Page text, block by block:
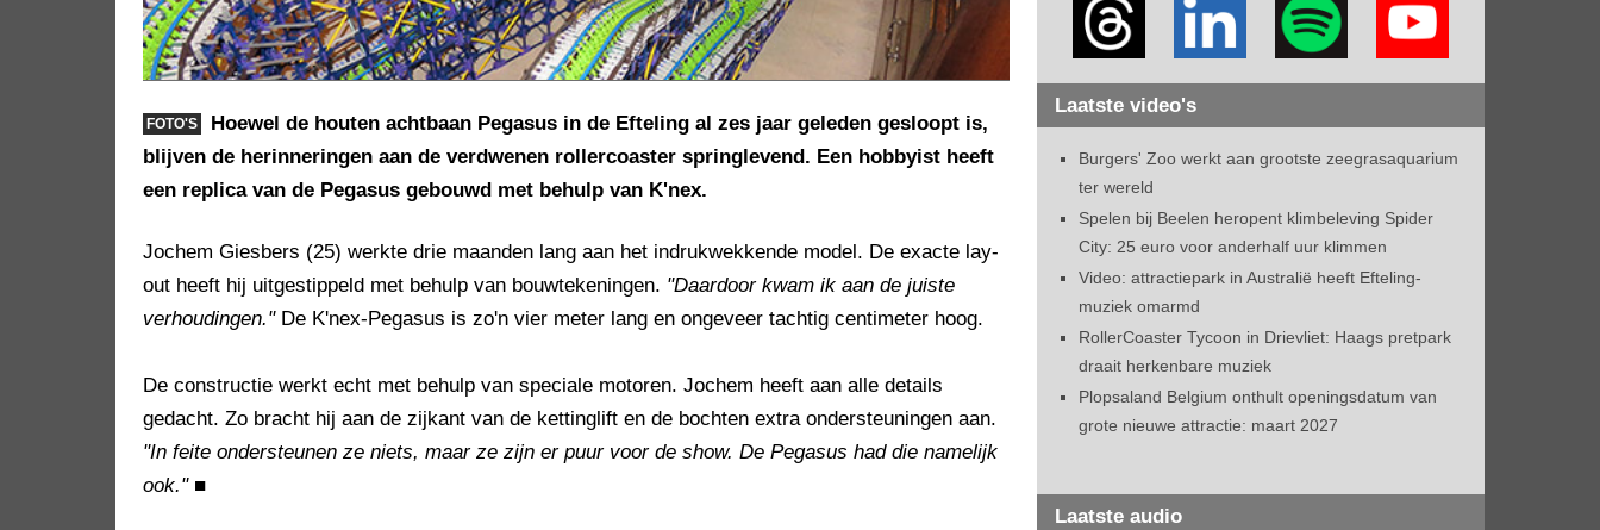
FOTO'S
Hoewel de houten achtbaan Pegasus in de Efteling al zes jaar geleden gesloopt is,
blijven de herinneringen aan de verdwenen rollercoaster springlevend. Een hobbyist heeft
een replica van de Pegasus gebouwd met behulp van K'nex.
Jochem Giesbers (25) werkte drie maanden lang aan het indrukwekkende model. De exacte lay-
out heeft hij uitgestippeld met behulp van bouwtekeningen. "Daardoor kwam ik aan de juiste
verhoudingen."De K'nex-Pegasus is zo'n vier meter lang en ongeveer tachtig centimeter hoog.
De constructie werkt echt met behulp van speciale motoren. Jochem heeft aan alle details
gedacht. Zo bracht hij aan de zijkant van de kettinglift en de bochten extra ondersteuningen aan.
"In feite ondersteunen ze niets, maar ze zijn er puur voor de show. De Pegasus had die namelijk
ook." ■
Laatste video's
Burgers' Zoo werkt aan grootste zeegrasaquarium
ter wereld
Spelen bij Beelen heropent klimbeleving Spider
City: 25 euro voor anderhalf uur klimmen
Video: attractiepark in Australië heeft Efteling-
muziek omarmd
RollerCoaster Tycoon in Drievliet: Haags pretpark
draait herkenbare muziek
Plopsaland Belgium onthult openingsdatum van
grote nieuwe attractie: maart 2027
Laatste audio